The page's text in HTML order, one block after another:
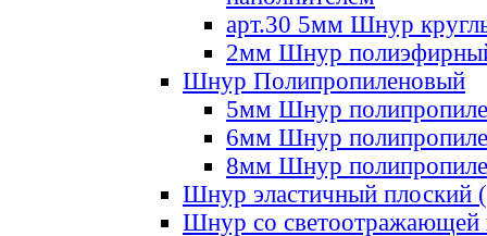
арт.30 5мм Шнур
2мм Шнур
Шнур Полипропиленовый
5мм Шнур
6мм Шнур
8мм Шнур
Шнур эластичный плоский
Шнур со светоотражающей